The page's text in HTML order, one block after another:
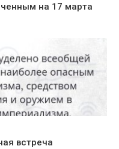
на 17 марта
встреча